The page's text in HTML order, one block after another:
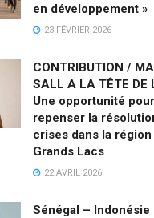
en développement »
23 FÉVRIER 2026
CONTRIBUTION /
SALL A LA TÊTE DE
Une opportunité pour
repenser la
crises dans la
Grands Lacs
22 AVRIL 2026
Sénégal – Indonésie